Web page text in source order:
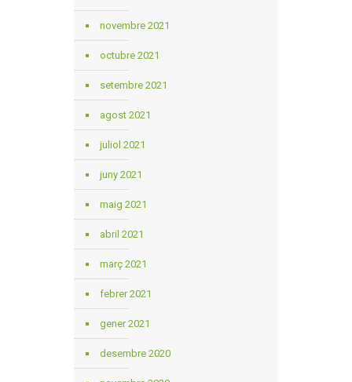
novembre 2021
octubre 2021
setembre 2021
agost 2021
juliol 2021
juny 2021
maig 2021
abril 2021
març 2021
febrer 2021
gener 2021
desembre 2020